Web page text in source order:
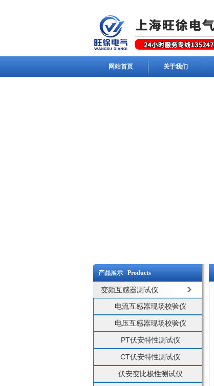
网站首页 关于我们
产品展示 Products
变频互感器测试仪
电流互感器现场校验仪
电压互感器现场校验仪
PT伏安特性测试仪
CT伏安特性测试仪
伏安变比极性测试仪